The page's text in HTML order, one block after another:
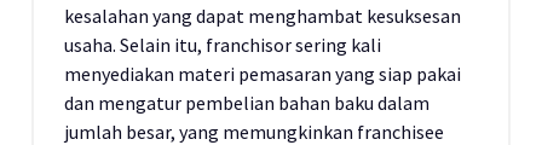
kesalahan yang dapat menghambat kesuksesan
usaha. Selain itu, franchisor sering kali
menyediakan materi pemasaran yang siap pakai
dan mengatur pembelian bahan baku dalam
jumlah besar, yang memungkinkan franchisee